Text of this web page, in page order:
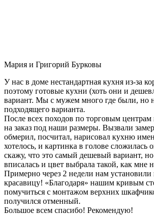
Мария и Григорий Бурковы
У нас в доме нестандартная кухня из-за
поэтому готовые кухни (хоть они и
вариант. Мы с мужем много где были, но
подходящего варианта.
После всех походов по торговым
на заказ под наши размеры. Вызвали
обмерил, посчитал, нарисовал кухню
хотелось, и картинка в голове сложилась
скажу, что это самый дешевый вариант,
вписалась и цвет выбрала такой, как мне
Примерно через 2 недели нам
красавицу! «Благодаря» нашим кривым
помучиться с монтажом верхних
получился отменный.
Большое всем спасибо! Рекомендую!